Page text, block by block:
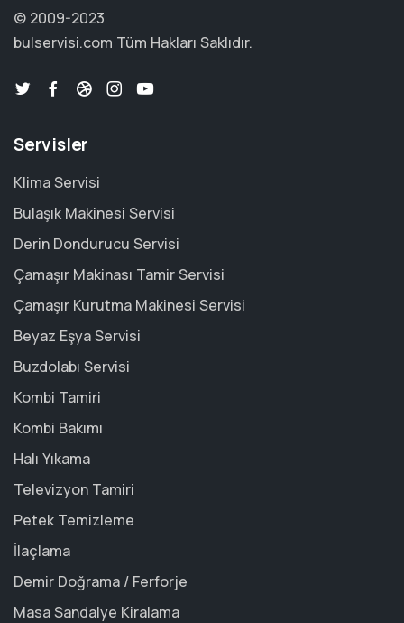
© 2009-2023
bulservisi.com Tüm Hakları Saklıdır.
Servisler
Klima Servisi
Bulaşık Makinesi Servisi
Derin Dondurucu Servisi
Çamaşır Makinası Tamir Servisi
Çamaşır Kurutma Makinesi Servisi
Beyaz Eşya Servisi
Buzdolabı Servisi
Kombi Tamiri
Kombi Bakımı
Halı Yıkama
Televizyon Tamiri
Petek Temizleme
İlaçlama
Demir Doğrama / Ferforje
Masa Sandalye Kiralama